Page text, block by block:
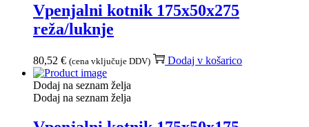
Vpenjalni kotnik 175x50x275
reža/luknje
80,52 € (cena vključuje DDV) Dodaj v košarico
Dodaj na seznam želja
Dodaj na seznam želja